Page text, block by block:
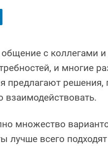
с коллегами и
и многие
предлагают
взаимодействовать.
множество
лучше всего